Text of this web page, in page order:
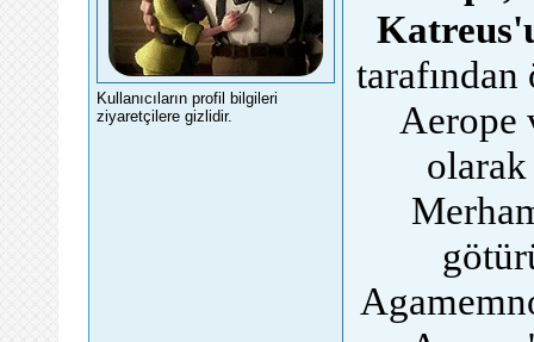
Kullanıcıların profil bilgileri
ziyaretçilere gizlidir.
Aerope